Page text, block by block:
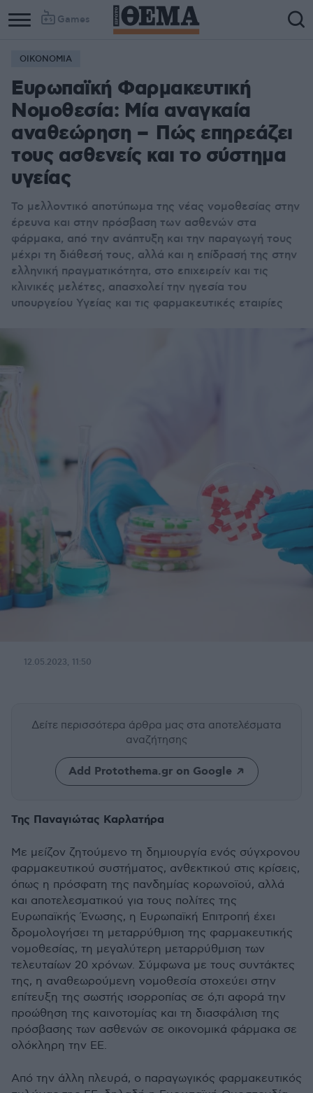
Games
ΟΙΚΟΝΟΜΙΑ
Ευρωπαϊκή Φαρμακευτική
Νομοθεσία: Μία αναγκαία
αναθεώρηση – Πώς επηρεάζει
τους ασθενείς και το σύστημα
υγείας
Το μελλοντικό αποτύπωμα της νέας νομοθεσίας στην
έρευνα και στην πρόσβαση των ασθενών στα
φάρμακα, από την ανάπτυξη και την παραγωγή τους
μέχρι τη διάθεσή τους, αλλά και η επίδρασή της στην
ελληνική πραγματικότητα, στο επιχειρείν και τις
κλινικές μελέτες, απασχολεί την ηγεσία του
υπουργείου Υγείας και τις φαρμακευτικές εταιρίες
12.05.2023, 11:50
Δείτε περισσότερα άρθρα μας στα αποτελέσματα
αναζήτησης
Add Protothema.gr on Google
Της Παναγιώτας Καρλατήρα
Με μείζον ζητούμενο τη δημιουργία ενός σύγχρονου
φαρμακευτικού συστήματος, ανθεκτικού στις κρίσεις,
όπως η πρόσφατη της πανδημίας κορωνοϊού, αλλά
και αποτελεσματικού για τους πολίτες της
Ευρωπαϊκής Ένωσης, η Ευρωπαϊκή Επιτροπή έχει
δρομολογήσει τη μεταρρύθμιση της φαρμακευτικής
νομοθεσίας, τη μεγαλύτερη μεταρρύθμιση των
τελευταίων 20 χρόνων. Σύμφωνα με τους συντάκτες
της, η αναθεωρούμενη νομοθεσία στοχεύει στην
επίτευξη της σωστής ισορροπίας σε ό,τι αφορά την
προώθηση της καινοτομίας και τη διασφάλιση της
πρόσβασης των ασθενών σε οικονομικά φάρμακα σε
ολόκληρη την ΕΕ.
Από την άλλη πλευρά, o παραγωγικός φαρμακευτικός